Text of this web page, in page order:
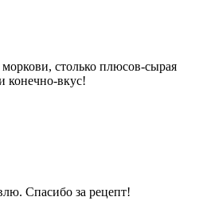
столько плюсов-сырая
конечно-вкус!
Спасибо за рецепт!